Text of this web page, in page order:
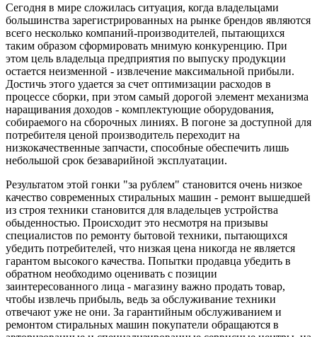
Сегодня в мире сложилась ситуация, когда владельцами
большинства зарегистрированных на рынке брендов являются
всего несколько компаний-производителей, пытающихся
таким образом сформировать мнимую конкуренцию. При
этом цель владельца предприятия по выпуску продукции
остается неизменной - извлечение максимальной прибыли.
Достичь этого удается за счет оптимизации расходов в
процессе сборки, при этом самый дорогой элемент механизма
наращивания доходов - комплектующие оборудования,
собираемого на сборочных линиях. В погоне за доступной для
потребителя ценой производитель переходит на
низкокачественные запчасти, способные обеспечить лишь
небольшой срок безаварийной эксплуатации.
Результатом этой гонки "за рублем" становится очень низкое
качество современных стиральных машин - ремонт вышедшей
из строя техники становится для владельцев устройства
обыденностью. Происходит это несмотря на призывы
специалистов по ремонту бытовой техники, пытающихся
убедить потребителей, что низкая цена никогда не является
гарантом высокого качества. Попытки продавца убедить в
обратном необходимо оценивать с позиции
заинтересованного лица - магазину важно продать товар,
чтобы извлечь прибыль, ведь за обслуживание техники
отвечают уже не они. За гарантийным обслуживанием и
ремонтом стиральных машин покупатели обращаются в